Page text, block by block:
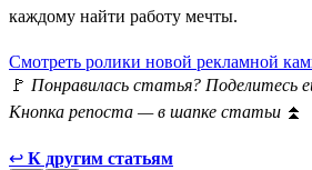
каждому найти работу мечты.
Смотреть ролики новой рекламной
🚩 Понравилась статья? Поделитесь
Кнопка репоста — в шапке статьи ⏫
↩ К другим статьям